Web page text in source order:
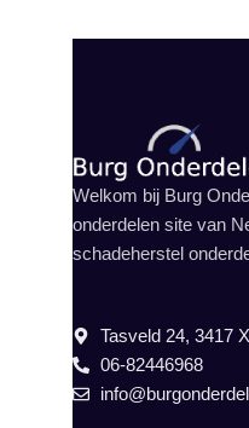
Welkom bij Burg
onderdelen site van
schadeherstel
Tasveld 24, 3417
06-82446968